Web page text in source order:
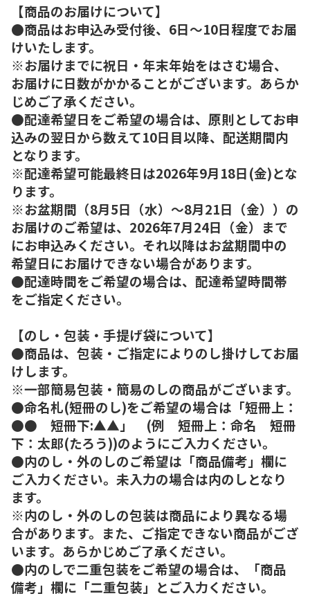
【商品のお届けについて】
●商品はお申込み受付後、6日～10日程度でお届
けいたします。
※お届けまでに祝日・年末年始をはさむ場合、
お届けに日数がかかることがございます。あらか
じめご了承ください。
●配達希望日をご希望の場合は、原則としてお申
込みの翌日から数えて10日目以降、配送期間内
となります。
※配達希望可能最終日は2026年9月18日(金)とな
ります。
※お盆期間（8月5日（水）～8月21日（金））の
お届けのご希望は、2026年7月24日（金）まで
にお申込みください。それ以降はお盆期間中の
希望日にお届けできない場合があります。
●配達時間をご希望の場合は、配達希望時間帯
をご指定ください。
【のし・包装・手提げ袋について】
●商品は、包装・ご指定によりのし掛けしてお届
けします。
※一部簡易包装・簡易のしの商品がございます。
●命名札(短冊のし)をご希望の場合は「短冊上：
●● 短冊下:▲▲」 (例 短冊上：命名 短冊
下：太郎(たろう))のようにご入力ください。
●内のし・外のしのご希望は「商品備考」欄に
ご入力ください。未入力の場合は内のしとなり
ます。
※内のし・外のしの包装は商品により異なる場
合があります。また、ご指定できない商品がござ
います。あらかじめご了承ください。
●内のしで二重包装をご希望の場合は、「商品
備考」欄に「二重包装」とご入力ください。